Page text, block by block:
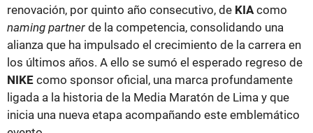
renovación, por quinto año consecutivo, de KIAcomo
naming partner de la competencia, consolidando una
alianza que ha impulsado el crecimiento de la carrera en
los últimos años. A ello se sumó el esperado regreso de
NIKE como sponsor oficial, una marca profundamente
ligada a la historia de la Media Maratón de Lima y que
inicia una nueva etapa acompañando este emblemático